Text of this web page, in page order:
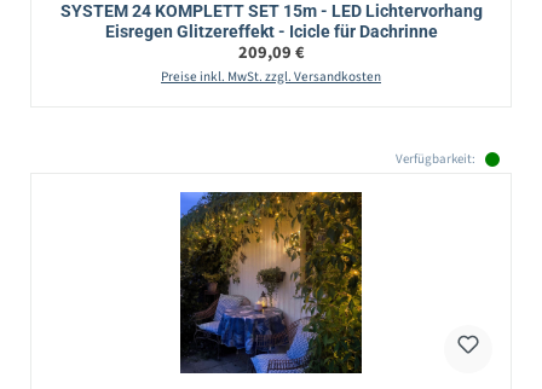
SYSTEM 24 KOMPLETT SET 15m - LED Lichtervorhang
Eisregen Glitzereffekt - Icicle für Dachrinne
Regulärer Preis:
209,09 €
Preise inkl. MwSt. zzgl. Versandkosten
Verfügbarkeit: